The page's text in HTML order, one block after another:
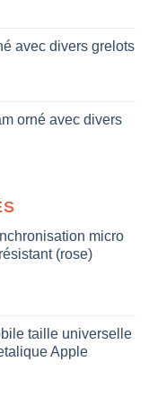
avec divers grelots
orné avec divers
micro
(rose)
taille universelle
Apple